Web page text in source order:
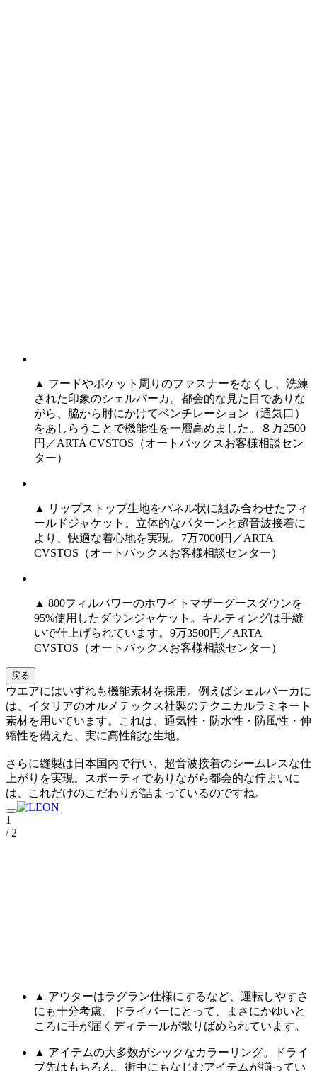
▲ フードやポケット周りのファスナーをなくし、洗練
された印象のシェルパーカ。都会的な見た目でありな
がら、脇から肘にかけてベンチレーション（通気口）
をあしらうことで機能性を一層高めました。８万2500
円／ARTA CVSTOS（オートバックスお客様相談セン
ター）
▲ リップストップ生地をパネル状に組み合わせたフィ
ールドジャケット。立体的なパターンと超音波接着に
より、快適な着心地を実現。7万7000円／ARTA
CVSTOS（オートバックスお客様相談センター）
▲ 800フィルパワーのホワイトマザーグースダウンを
95%使用したダウンジャケット。キルティングは手縫
いで仕上げられています。9万3500円／ARTA
CVSTOS（オートバックスお客様相談センター）
戻る
ウエアにはいずれも機能素材を採用。例えばシェルパーカに
は、イタリアのオルメテックス社製のテクニカルラミネート
素材を用いています。これは、通気性・防水性・防風性・伸
縮性を備えた、実に高性能な生地。
さらに縫製は日本国内で行い、超音波接着のシームレスな仕
上がりを実現。スポーティでありながら都会的な佇まいに
は、これだけのこだわりが詰まっているのですね。
1
/ 2
▲ アウターはラグラン仕様にするなど、運転しやすさ
にも十分考慮。ドライバーにとって、まさにかゆいと
ころに手が届くディテールが散りばめられています。
▲ アイテムの大多数がシックなカラーリング。ドライ
ブ先はもちろん、街中にもなじむアイテムが揃ってい